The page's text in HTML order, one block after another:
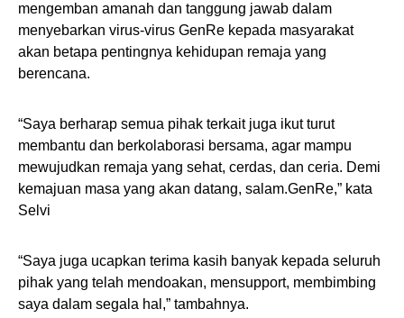
mengemban amanah dan tanggung jawab dalam
menyebarkan virus-virus GenRe kepada masyarakat
akan betapa pentingnya kehidupan remaja yang
berencana.
“Saya berharap semua pihak terkait juga ikut turut
membantu dan berkolaborasi bersama, agar mampu
mewujudkan remaja yang sehat, cerdas, dan ceria. Demi
kemajuan masa yang akan datang, salam.GenRe,” kata
Selvi
“Saya juga ucapkan terima kasih banyak kepada seluruh
pihak yang telah mendoakan, mensupport, membimbing
saya dalam segala hal,” tambahnya.